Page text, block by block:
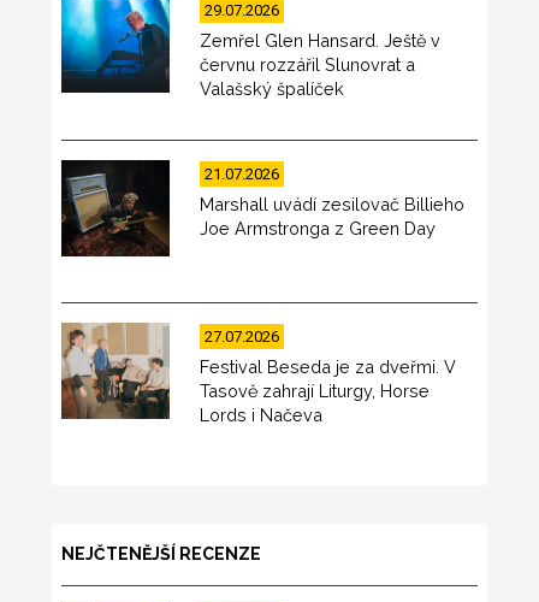
29.07.2026
Zemřel Glen Hansard. Ještě v
červnu rozzářil Slunovrat a
Valašský špalíček
21.07.2026
Marshall uvádí zesilovač Billieho
Joe Armstronga z Green Day
27.07.2026
Festival Beseda je za dveřmi. V
Tasově zahrají Liturgy, Horse
Lords i Načeva
NEJČTENĚJŠÍ RECENZE